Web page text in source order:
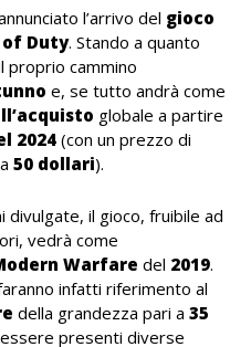
l’arrivo del gioco
Duty. Stando a quanto
cammino
e, se tutto andrà come
globale a partire
2024(con un prezzo di
50 dollari).
divulgate, il gioco, fruibile ad
vedrà come
Warfare del 2019.
infatti riferimento al
della grandezza pari a 35
presenti diverse